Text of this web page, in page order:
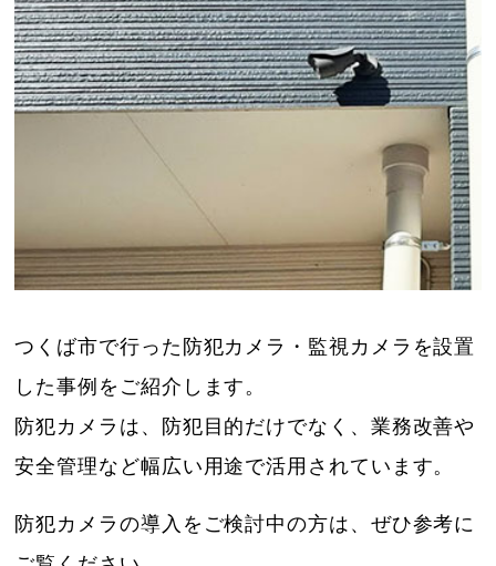
つくば市で行った防犯カメラ・監視カメラを設置
した事例をご紹介します。
防犯カメラは、防犯目的だけでなく、業務改善や
安全管理など幅広い用途で活用されています。
防犯カメラの導入をご検討中の方は、ぜひ参考に